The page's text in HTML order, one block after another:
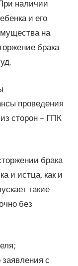
наличии
и его
на
брака
проведения
сторон – ГПК
брака
и истца, как и
такие
без
с